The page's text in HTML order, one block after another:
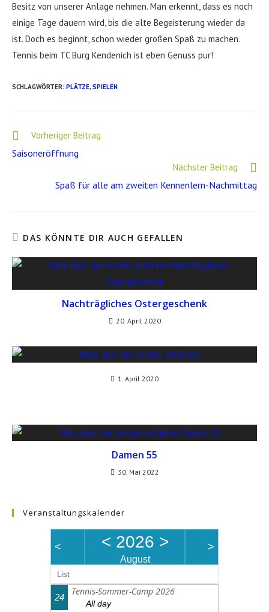
Besitz von unserer Anlage nehmen. Man erkennt, dass es noch
einige Tage dauern wird, bis die alte Begeisterung wieder da
ist. Doch es beginnt, schon wieder großen Spaß zu machen.
Tennis beim TC Burg Kendenich ist eben Genuss pur!
SCHLAGWÖRTER: PLÄTZE, SPIELEN
Weitere
ansehen
Vorheriger Beitrag
Saisoneröffnung
Nächster Beitrag
Spaß für alle am zweiten Kennenlern-Nachmittag
DAS KÖNNTE DIR AUCH GEFALLEN
Nachträgliches Ostergeschenk
20. April 2020
1. April 2020
Damen 55
30. Mai 2022
Veranstaltungskalender
< < 2026 >
August
>
List
24
Tennis-Sommer-Camp 2026
All day